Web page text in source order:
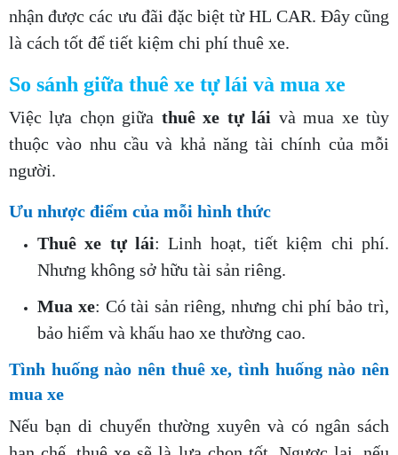
nhận được các ưu đãi đặc biệt từ HL CAR. Đây cũng
là cách tốt để tiết kiệm chi phí thuê xe.
So sánh giữa thuê xe tự lái và mua xe
Việc lựa chọn giữa thuê xe tự lái và mua xe tùy
thuộc vào nhu cầu và khả năng tài chính của mỗi
người.
Ưu nhược điểm của mỗi hình thức
Thuê xe tự lái: Linh hoạt, tiết kiệm chi phí.
Nhưng không sở hữu tài sản riêng.
Mua xe: Có tài sản riêng, nhưng chi phí bảo trì,
bảo hiểm và khấu hao xe thường cao.
Tình huống nào nên thuê xe, tình huống nào nên
mua xe
Nếu bạn di chuyển thường xuyên và có ngân sách